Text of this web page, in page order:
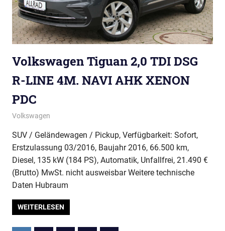
Volkswagen Tiguan 2,0 TDI DSG
R-LINE 4M. NAVI AHK XENON
PDC
Volkswagen
SUV / Geländewagen / Pickup, Verfügbarkeit: Sofort,
Erstzulassung 03/2016, Baujahr 2016, 66.500 km,
Diesel, 135 kW (184 PS), Automatik, Unfallfrei, 21.490 €
(Brutto) MwSt. nicht ausweisbar Weitere technische
Daten Hubraum
WEITERLESEN